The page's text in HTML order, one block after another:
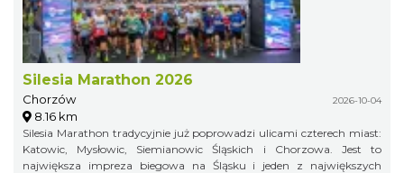
Silesia Marathon 2026
Chorzów 2026-10-04
8.16 km
Silesia Marathon tradycyjnie już poprowadzi ulicami czterech miast:
Katowic, Mysłowic, Siemianowic Śląskich i Chorzowa. Jest to
największa impreza biegowa na Śląsku i jeden z największych